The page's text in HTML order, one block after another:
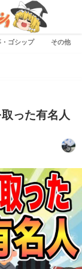
・ゴシップ その他
った有名人